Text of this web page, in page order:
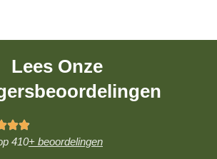
410+ beoordelingen
Lees Onze